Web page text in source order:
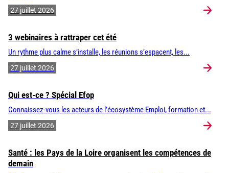
27 juillet 2026
3 webinaires à rattraper cet été
Un rythme plus calme s’installe, les réunions s’espacent, les...
27 juillet 2026
Qui est-ce ? Spécial Efop
Connaissez-vous les acteurs de l’écosystème Emploi, formation et...
27 juillet 2026
Santé : les Pays de la Loire organisent les compétences de
demain